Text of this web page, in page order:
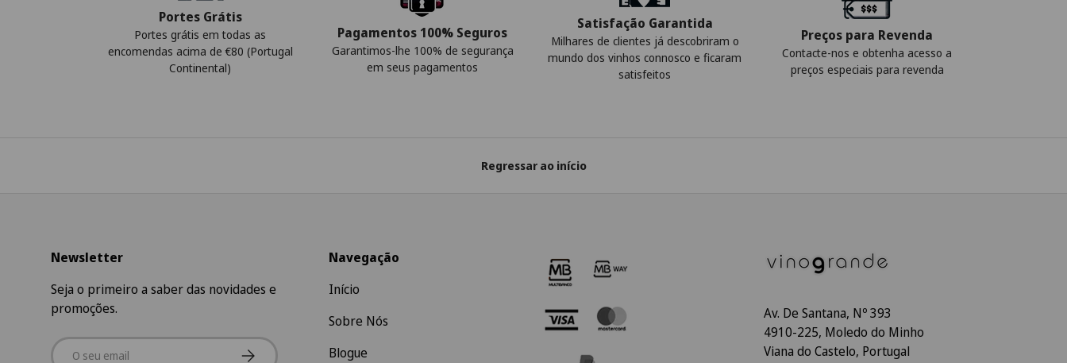
Portes Grátis
Portes grátis em todas as
encomendas acima de €80 (Portugal
Continental)
Pagamentos 100% Seguros
Garantimos-lhe 100% de segurança
em seus pagamentos
Satisfação Garantida
Milhares de clientes já descobriram o
mundo dos vinhos connosco e ficaram
satisfeitos
Preços para Revenda
Contacte-nos e obtenha acesso a
preços especiais para revenda
Regressar ao início
Newsletter
Seja o primeiro a saber das novidades e
promoções.
Email Subscrever
Navegação
Início
Sobre Nós
Blogue
Av. De Santana, Nº 393
4910-225, Moledo do Minho
Viana do Castelo, Portugal